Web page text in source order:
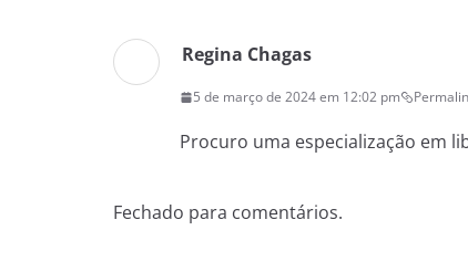
Regina Chagas
5 de março de 2024 em 12:02 pm
Procuro uma especialização em
Fechado para comentários.